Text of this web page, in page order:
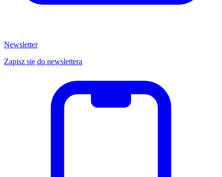
Newsletter
Zapisz się do newslettera